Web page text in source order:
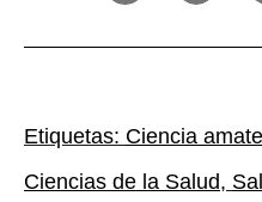
Etiquetas: Ciencia
Ciencias de la Salud,